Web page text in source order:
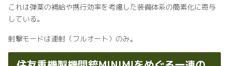
これは弾薬の補給や携行効率を考慮した装備体系の簡素化に寄与
している。
射撃モードは連射（フルオート）のみ。